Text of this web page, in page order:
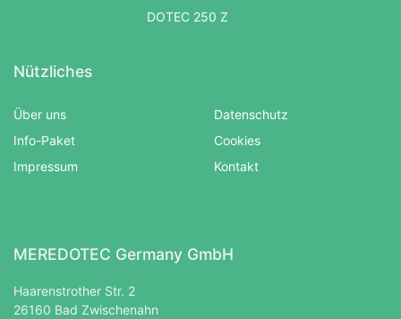
DOTEC 250 Z
Nützliches
Über uns
Info-Paket
Impressum
Datenschutz
Cookies
Kontakt
MEREDOTEC Germany GmbH
Haarenstrother Str. 2
26160 Bad Zwischenahn